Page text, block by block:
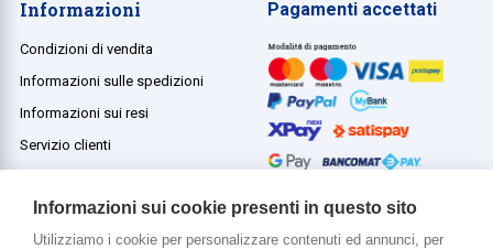
Informazioni
Condizioni di vendita
Informazioni sulle spedizioni
Informazioni sui resi
Servizio clienti
Pagamenti accettati
Informazioni sui cookie presenti in questo sito
Utilizziamo i cookie per personalizzare contenuti ed annunci, per